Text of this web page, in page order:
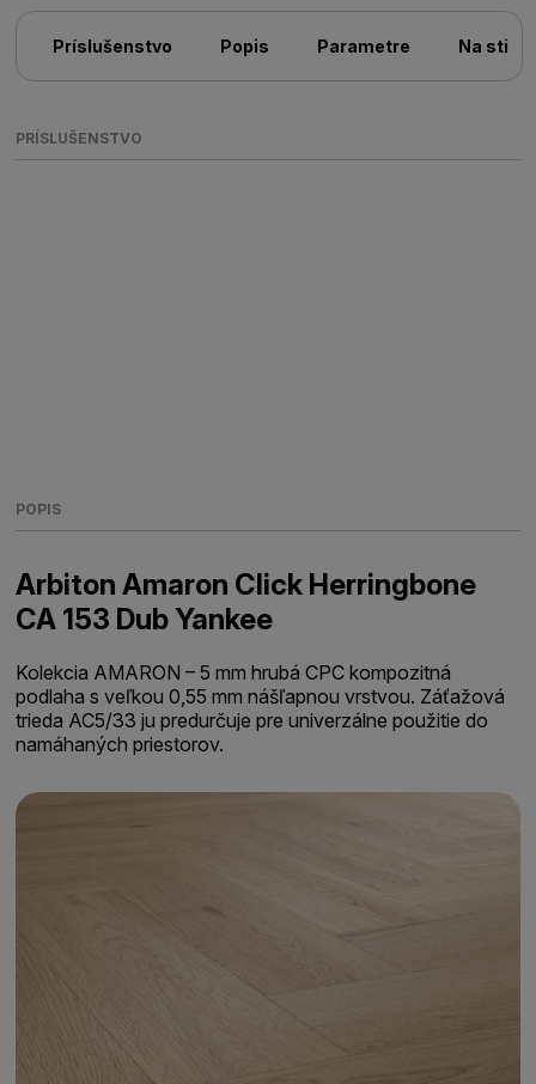
Príslušenstvo Popis Parametre Na
PRÍSLUŠENSTVO
POPIS
Arbiton Amaron Click Herringbone
CA 153 Dub Yankee
Kolekcia AMARON – 5 mm hrubá CPC kompozitná
podlaha s veľkou 0,55 mm nášľapnou vrstvou. Záťažová
trieda AC5/33 ju predurčuje pre univerzálne použitie do
namáhaných priestorov.